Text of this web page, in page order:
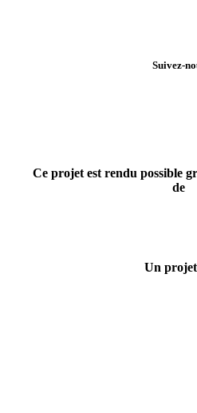
Suivez-
Ce projet est rendu possible
de
Un